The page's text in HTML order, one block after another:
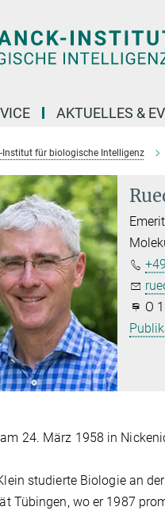
AKTUELLES &
Institut für biologische Intelligenz
O
24. März 1958 in
studierte Biologie an
Tübingen, wo er 1987